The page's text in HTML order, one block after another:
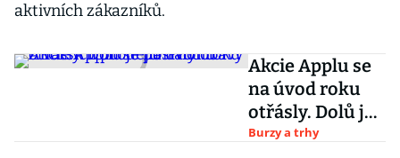
aktivních zákazníků.
Akcie Applu se
na úvod roku
otřásly. Dolů je
poslaly obavy z
Burzy a trhy